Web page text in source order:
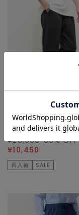
MEN'S MELROSE
スラックス
¥20,900 50% OFF
¥10,450
再入荷 SALE